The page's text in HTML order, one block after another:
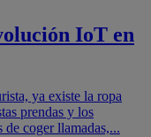
IoT en
ya existe la ropa
prendas y los
de coger llamadas,...